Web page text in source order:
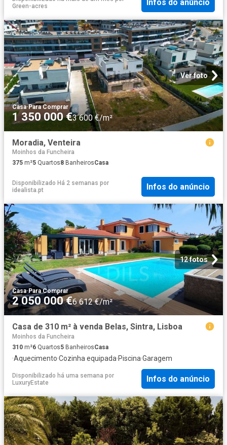
Green-acres
Infos do anúncio
Ver foto
Casa·Para Comprar
1 350 000 €3 600 €/m²
Moradia, Venteira
Moinhos da Funcheira
375 m²5 Quartos8 BanheirosCasa
Disponibilizado Há 2 semanas por
idealista.pt
Infos do anúncio
12 fotos
Casa·Para Comprar
2 050 000 €6 612 €/m²
Casa de 310 m² à venda Belas, Sintra, Lisboa
Moinhos da Funcheira
310 m²6 Quartos5 BanheirosCasa
·Aquecimento·Cozinha equipada·Piscina·Garagem
Disponibilizado há uma semana por
LuxuryEstate
Infos do anúncio